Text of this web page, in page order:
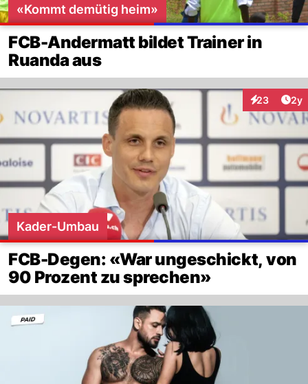
«Kommt demütig heim»
FCB-Andermatt bildet Trainer in
Ruanda aus
23
Interaktionen
2y
Kader-Umbau
FCB-Degen: «War ungeschickt, von
90 Prozent zu sprechen»